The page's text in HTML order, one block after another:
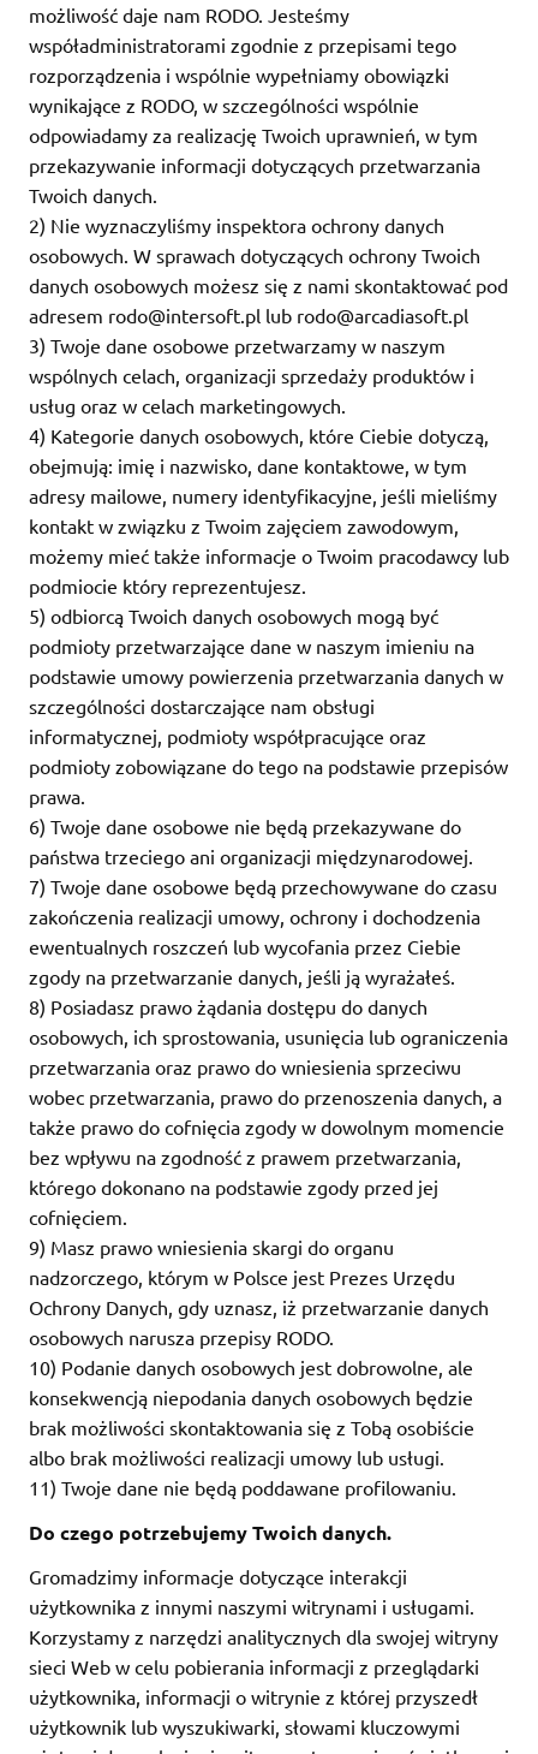
możliwość daje nam RODO. Jesteśmy
współadministratorami zgodnie z przepisami tego
rozporządzenia i wspólnie wypełniamy obowiązki
wynikające z RODO, w szczególności wspólnie
odpowiadamy za realizację Twoich uprawnień, w tym
przekazywanie informacji dotyczących przetwarzania
Twoich danych.
2) Nie wyznaczyliśmy inspektora ochrony danych
osobowych. W sprawach dotyczących ochrony Twoich
danych osobowych możesz się z nami skontaktować pod
adresem rodo@intersoft.pl lub rodo@arcadiasoft.pl
3) Twoje dane osobowe przetwarzamy w naszym
wspólnych celach, organizacji sprzedaży produktów i
usług oraz w celach marketingowych.
4) Kategorie danych osobowych, które Ciebie dotyczą,
obejmują: imię i nazwisko, dane kontaktowe, w tym
adresy mailowe, numery identyfikacyjne, jeśli mieliśmy
kontakt w związku z Twoim zajęciem zawodowym,
możemy mieć także informacje o Twoim pracodawcy lub
podmiocie który reprezentujesz.
5) odbiorcą Twoich danych osobowych mogą być
podmioty przetwarzające dane w naszym imieniu na
podstawie umowy powierzenia przetwarzania danych w
szczególności dostarczające nam obsługi
informatycznej, podmioty współpracujące oraz
podmioty zobowiązane do tego na podstawie przepisów
prawa.
6) Twoje dane osobowe nie będą przekazywane do
państwa trzeciego ani organizacji międzynarodowej.
7) Twoje dane osobowe będą przechowywane do czasu
zakończenia realizacji umowy, ochrony i dochodzenia
ewentualnych roszczeń lub wycofania przez Ciebie
zgody na przetwarzanie danych, jeśli ją wyrażałeś.
8) Posiadasz prawo żądania dostępu do danych
osobowych, ich sprostowania, usunięcia lub ograniczenia
przetwarzania oraz prawo do wniesienia sprzeciwu
wobec przetwarzania, prawo do przenoszenia danych, a
także prawo do cofnięcia zgody w dowolnym momencie
bez wpływu na zgodność z prawem przetwarzania,
którego dokonano na podstawie zgody przed jej
cofnięciem.
9) Masz prawo wniesienia skargi do organu
nadzorczego, którym w Polsce jest Prezes Urzędu
Ochrony Danych, gdy uznasz, iż przetwarzanie danych
osobowych narusza przepisy RODO.
10) Podanie danych osobowych jest dobrowolne, ale
konsekwencją niepodania danych osobowych będzie
brak możliwości skontaktowania się z Tobą osobiście
albo brak możliwości realizacji umowy lub usługi.
11) Twoje dane nie będą poddawane profilowaniu.
Do czego potrzebujemy Twoich danych.
Gromadzimy informacje dotyczące interakcji
użytkownika z innymi naszymi witrynami i usługami.
Korzystamy z narzędzi analitycznych dla swojej witryny
sieci Web w celu pobierania informacji z przeglądarki
użytkownika, informacji o witrynie z której przyszedł
użytkownik lub wyszukiwarki, słowami kluczowymi